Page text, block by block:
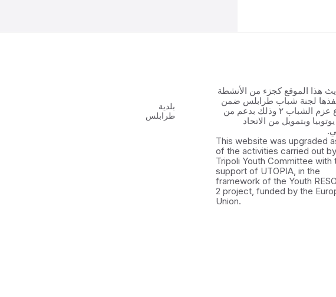
هذا الموقع كجزء من الأنشطة
لجنة شباب طرابلس ضمن
مشروع عزم الشباب ٢ وذلك بدعم من
وبتمويل من الاتحاد
This website was upgraded
of the activities carried out
Tripoli Youth Committee with
support of UTOPIA, in the
framework of the Youth
2 project, funded by the
Union.
بلدية
طرابلس